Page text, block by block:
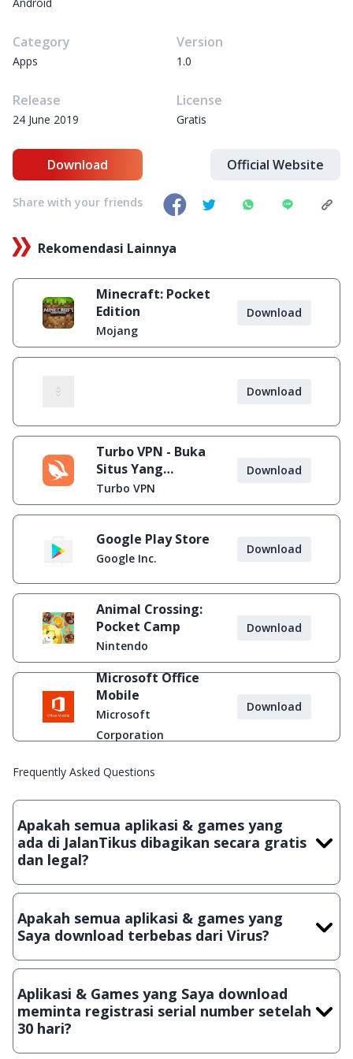
Category
Apps
Version
1.0
Release
24 June 2019
License
Gratis
Download Official Website
Share with your friends
Rekomendasi Lainnya
Minecraft: Pocket
Edition
Mojang
Download
Download
Turbo VPN - Buka
Situs Yang
Diblokir
Turbo VPN
Download
Google Play Store
Google Inc.
Download
Animal Crossing:
Pocket Camp
Nintendo
Download
Microsoft Office
Mobile
Microsoft
Corporation
Download
Frequently Asked Questions
Apakah semua aplikasi & games yang
ada di JalanTikus dibagikan secara gratis
dan legal?
Ya, JalanTikus hanya membagikan aplikasi & games yang
crack, patch atau semacamnya.
Apakah semua aplikasi & games yang
Saya download terbebas dari Virus?
Ya, JalanTikus selalu melakukan scanning dengan 3 jenis
suatu aplikasi atau games, sehingga bisa dijamin 100%
terbebas dari virus.
Aplikasi & Games yang Saya download
meminta registrasi serial number setelah
30 hari?